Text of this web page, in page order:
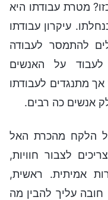
מטרת עבודתו היא
עיקרון עבודתו
להתמסר לעבודה
על האנשים
מתנגדים לעבודתו
אנשים כה רבים.
הלקח מהכרת האל
לצבור חוויות,
אמיתית. ראשית,
עליך להבין מה